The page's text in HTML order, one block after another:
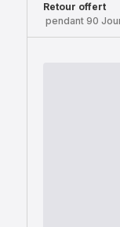
Retour offert
pendant 90